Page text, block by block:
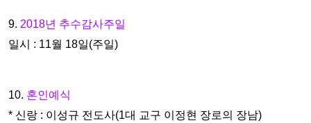
9. 2018년 추수감사주일
일시 : 11월 18일(주일)
10. 혼인예식
* 신랑 : 이성규 전도사(1대 교구 이정현 장로의 장남)